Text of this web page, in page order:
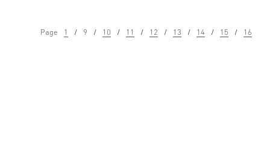
Page 1 9 10 11 12 13 14 15 16